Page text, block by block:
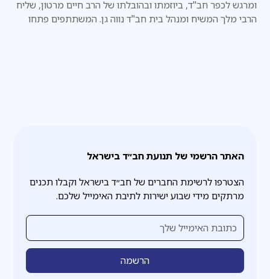
ומרגש לכפר חב"ד, ביוזמתו ובהובלתו של הרב חיים מרטון, שליח
הרבי מלך המשיח ומנהל בית חב"ד נווה גן. המשתתפים פתחו
האתר הרשמי של תנועת חב״ד בישראל
הצטרפו לרשימת החברים של חב״ד בישראל וקבלו תכנים
מרתקים מידי שבוע ישירות לתיבת האימייל שלכם.